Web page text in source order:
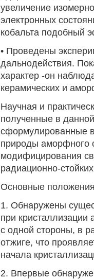
увеличение
электронных
кобальта подобный
• Проведены
дальнодействия.
характер -он
керамических и
Научная и
полученные в
сформулированные
природы аморфного
модифицирования
радиационно-
Основные
1. Обнаружены
при
с одной стороны, в
отжиге, что
начала
2. Впервые